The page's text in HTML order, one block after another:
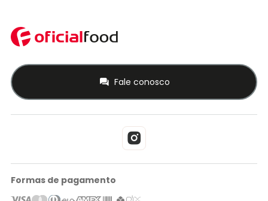
Fale conosco
Formas de pagamento